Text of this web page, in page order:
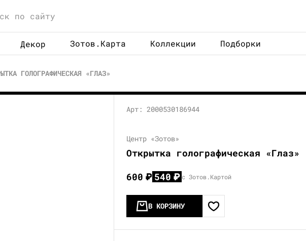
Декор Зотов.Карта Коллекции Подборки
ГОЛОГРАФИЧЕСКАЯ «ГЛАЗ»
Арт: 2000530186944
Центр «Зотов»
Открытка голографическая «Глаз»
600₽ 540₽ с Зотов.Картой
В КОРЗИНУ